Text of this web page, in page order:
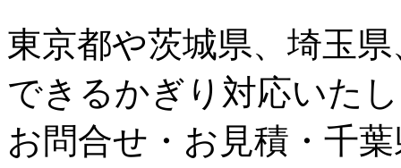
東京都や茨城県、 埼玉県
できるかぎり対応いた
お問合せ・お見積・千